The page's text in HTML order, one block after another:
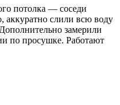
потолка — соседи
аккуратно слили всю воду
замерили
по просушке. Работают